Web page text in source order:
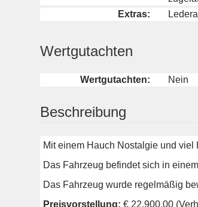
Extras:
Wertgutachten
Wertgutachten: Nein
Beschreibung
Mit einem Hauch Nostalgie und
Das Fahrzeug befindet sich in
Das Fahrzeug wurde regelmäßig
Preisvorstellung: € 22.900,00